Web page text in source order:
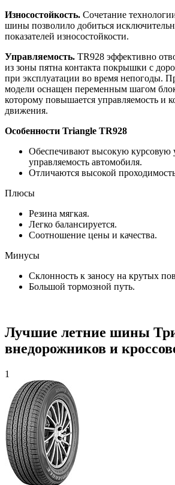
Износостойкость. Сочетание
шины позволило добиться
показателей износостойкости.
Управляемость. TR928 эффективно
из зоны пятна контакта покрышки с
при эксплуатации во время непогоды.
модели оснащен переменным шагом
которому повышается управляемость и
движения.
Особенности Triangle TR928
Обеспечивают высокую курсовую
управляемость автомобиля.
Отличаются высокой
Плюсы
Резина мягкая.
Легко балансируется.
Соотношение цены и качества.
Минусы
Склонность к заносу на крутых
Большой тормозной путь.
Лучшие летние шины
внедорожников и
1